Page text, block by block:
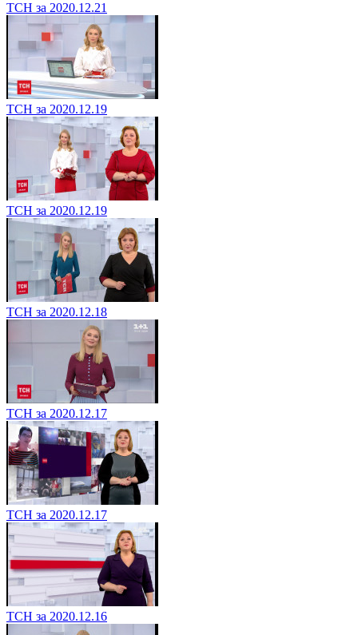
ТСН за 2020.12.21
ТСН за 2020.12.19
ТСН за 2020.12.19
ТСН за 2020.12.18
ТСН за 2020.12.17
ТСН за 2020.12.17
ТСН за 2020.12.16